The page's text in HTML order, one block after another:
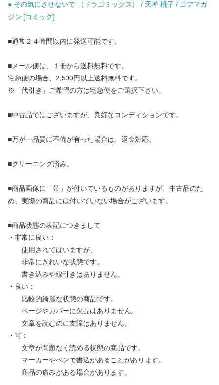
● その気にさせないで （ドラコミックス） / 天禅 桃子 / コアマガ
ジン [コミック]
■通常２４時間以内に発送可能です。
■メール便は、１冊から送料無料です。
宅急便の場合、2,500円以上送料無料です。
※「代引き」ご希望の方は宅急便をご選択下さい。
■中古品ではございますが、良好なコンディションです。
■万が一品質に不備が有った場合は、返金対応。
■クリーニング済み。
■商品画像に「帯」が付いているものがありますが、中古品のた
め、実際の商品には付いていない場合がございます。
■商品状態の表記につきまして
・非常に良い：
使用されてはいますが、
非常にきれいな状態です。
書き込みや線引きはありません。
・良い：
比較的綺麗な状態の商品です。
ページやカバーに欠品はありません。
文章を読むのに支障はありません。
・可：
文章が問題なく読める状態の商品です。
マーカーやペンで書込があることがあります。
商品の痛みがある場合があります。